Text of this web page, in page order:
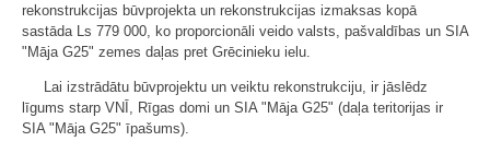
rekonstrukcijas būvprojekta un rekonstrukcijas izmaksas kopā
sastāda Ls 779 000, ko proporcionāli veido valsts, pašvaldības un SIA
"Māja G25" zemes daļas pret Grēcinieku ielu.
Lai izstrādātu būvprojektu un veiktu rekonstrukciju, ir jāslēdz
līgums starp VNĪ, Rīgas domi un SIA "Māja G25" (daļa teritorijas ir
SIA "Māja G25" īpašums).